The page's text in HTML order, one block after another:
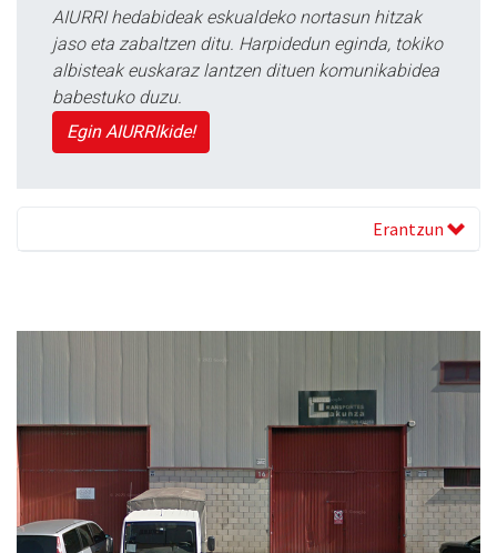
AIURRI hedabideak eskualdeko nortasun hitzak
jaso eta zabaltzen ditu. Harpidedun eginda, tokiko
albisteak euskaraz lantzen dituen komunikabidea
babestuko duzu.
Egin AIURRIkide!
Erantzun